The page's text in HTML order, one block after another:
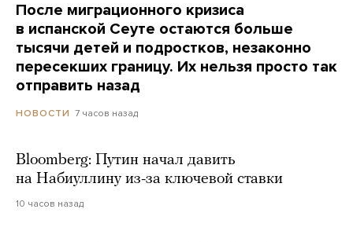
После миграционного кризиса
в испанской Сеуте остаются больше
тысячи детей и подростков, незаконно
пересекших границу. Их нельзя просто так
отправить назад
НОВОСТИ 7 часов назад
Bloomberg: Путин начал давить
на Набиуллину из-за ключевой ставки
10 часов назад